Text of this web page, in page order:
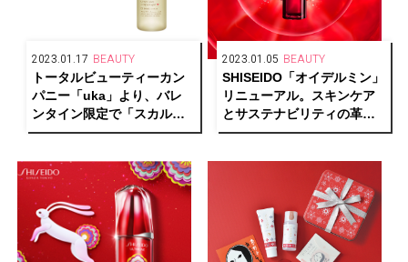
2023.01.17 BEAUTY
トータルビューティーカン
パニー「uka」より、バレ
ンタイン限定で「スカルプ
ブラシ チョコレート ケンザ
2023.01.05 BEAUTY
SHISEIDO「オイデルミン」
リニューアル。スキンケア
とサステナビリティの革新
的技術を搭載！